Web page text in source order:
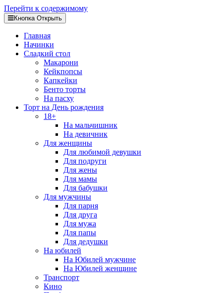
Перейти к содержимому
Кнопка Открыть
Главная
Начинки
Сладкий стол
Макарони
Кейкпопсы
Капкейки
Бенто торты
На пасху
Торт на День рождения
18+
На мальчишник
На девичник
Для женщины
Для любимой девушки
Для подруги
Для жены
Для мамы
Для бабушки
Для мужчины
Для парня
Для друга
Для мужа
Для папы
Для дедушки
На юбилей
На Юбилей мужчине
На Юбилей женщине
Транспорт
Кино